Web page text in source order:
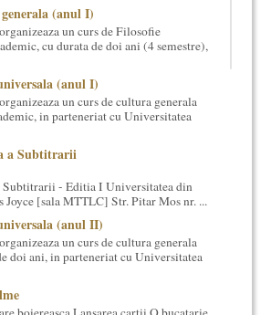
(anul I)
un curs de Filosofie
cu durata de doi ani (4 semestre),
(anul I)
un curs de cultura generala
in parteneriat cu Universitatea
a Subtitrarii
Subtitrarii - Editia I Universitatea din
Joyce [sala MTTLC] Str. Pitar Mos nr. ...
(anul II)
un curs de cultura generala
doi ani, in parteneriat cu Universitatea